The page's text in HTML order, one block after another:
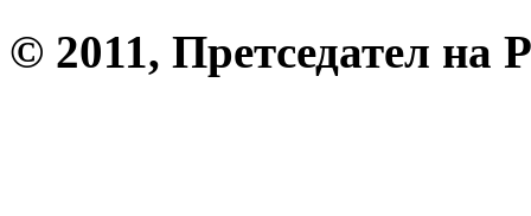
© 2011, Претседател на